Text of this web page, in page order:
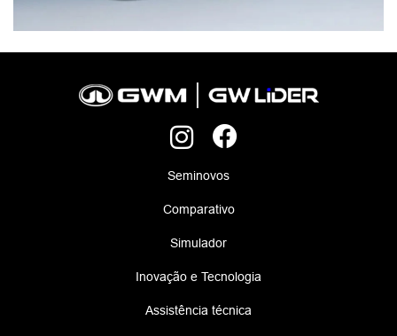
Seminovos
Comparativo
Simulador
Inovação e Tecnologia
Assistência técnica